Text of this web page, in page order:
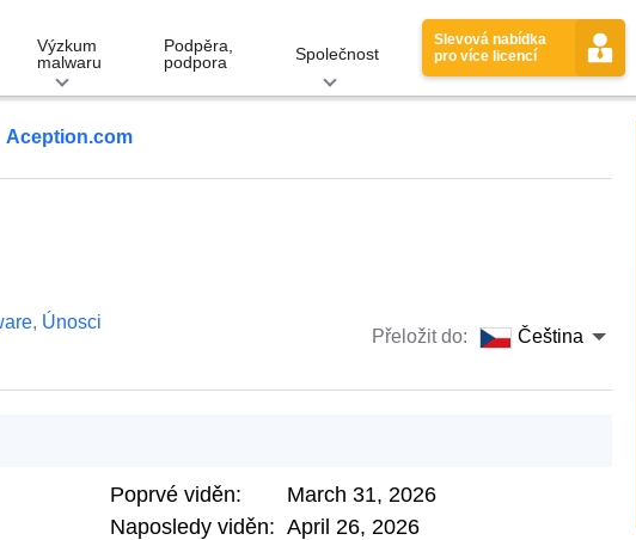
Výzkum
malwaru
Podpěra,
podpora
Společnost
Slevová nabídka
pro více licencí
Aception.com
, Únosci
Přeložit do: Čeština
Poprvé viděn:
March 31, 2026
Naposledy viděn: April 26, 2026